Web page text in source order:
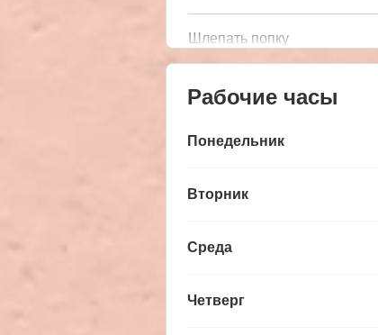
Шлепать попку
Рабочие часы
Понедельник
Вторник
Среда
Четверг